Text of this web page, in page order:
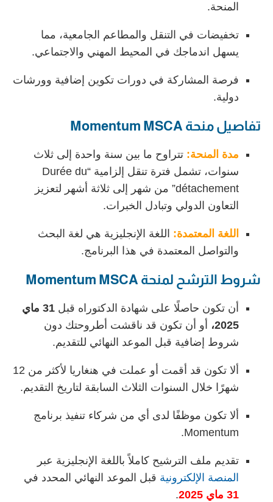
المنحة.
تخفيضات في التنقل والمطاعم الجامعية، مما
يسهل اندماجك في المحيط المهني والاجتماعي.
فرصة المشاركة في دورات تكوين إضافية وورشات
دولية.
تفاصيل منحة Momentum MSCA
مدة المنحة: تتراوح ما بين سنة واحدة إلى ثلاث
سنوات، تشمل فترة تنقل إلزامية “Durée du
détachement” من شهر إلى ثلاثة أشهر لتعزيز
التعاون الدولي وتبادل الخبرات.
اللغة المعتمدة: اللغة الإنجليزية هي لغة البحث
والتواصل المعتمدة في هذا البرنامج.
شروط الترشح لمنحة Momentum MSCA
أن تكون حاصلًا على شهادة الدكتوراه قبل
31 ماي
2025،
أو أن تكون قد ناقشت أطروحتك دون
شروط إضافية قبل الموعد النهائي للتقديم.
ألا تكون قد أقمت أو عملت في هنغاريا لأكثر من 12
شهرًا خلال السنوات الثلاث السابقة لتاريخ التقديم.
ألا تكون موظفًا لدى أي من شركاء تنفيذ برنامج
Momentum.
تقديم ملف الترشيح كاملاً باللغة الإنجليزية عبر
المنصة الإلكترونية قبل الموعد النهائي المحدد في
31 ماي 2025
.